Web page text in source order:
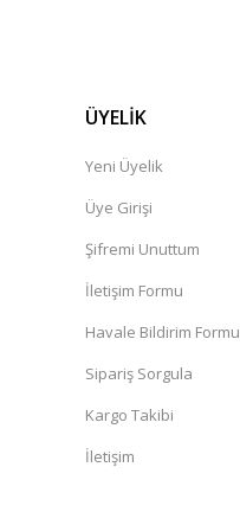
ÜYELİK
Yeni Üyelik
Üye Girişi
Şifremi Unuttum
İletişim Formu
Havale Bildirim Formu
Sipariş Sorgula
Kargo Takibi
İletişim